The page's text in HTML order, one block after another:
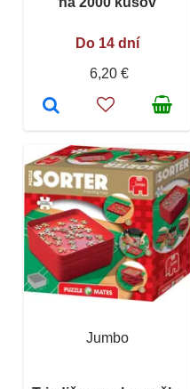
Do 14 dní
6,20 €
Jumbo